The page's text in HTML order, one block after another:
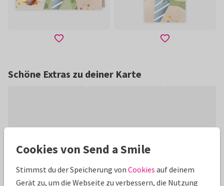
Schöne Extras zu deiner Karte
Cookies von Send a Smile
Stimmst du der Speicherung von Cookies auf deinem
Gerät zu, um die Webseite zu verbessern, die Nutzung